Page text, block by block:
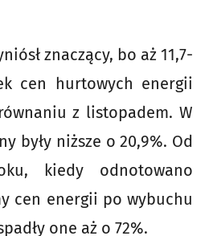
znaczący, bo aż 11,7-
cen hurtowych energii
z listopadem. W
były niższe o 20,9%. Od
kiedy odnotowano
cen energii po wybuchu
one aż o 72%.